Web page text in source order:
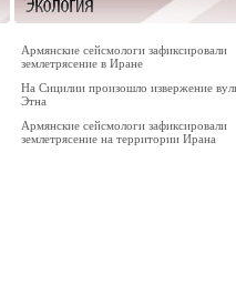
Армянские сейсмологи зафиксировали
землетрясение в Иране
На Сицилии произошло извержение
Этна
Армянские сейсмологи зафиксировали
землетрясение на территории Ирана